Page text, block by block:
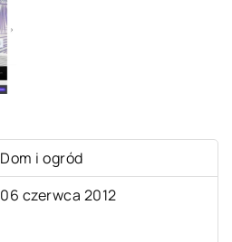
Dom i ogród
06 czerwca 2012